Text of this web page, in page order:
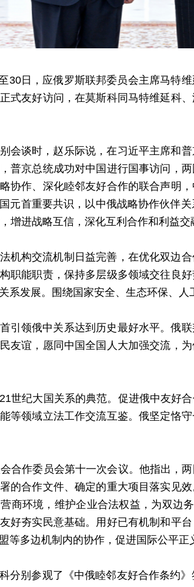
30日，应俄罗斯联邦委员会主席马特
式友好访问，在莫斯科同马特维延科
会谈时，赵乐际说，在习近平主席和
普京总统成功对中国进行国事访问，
协作、深化睦邻友好合作的联合声明
元首重要共识，以中俄战略协作伙伴
增进战略互信，深化互利合作和利益交
机构交流机制日益完善，在优化双边
职能职责，保持多层级多领域交往良
系发展。围绕国家安全、生态环保、人
引领俄中关系达到历史最好水平。俄
友谊，愿同中国全国人大加强交流，
世纪大国关系的典范。促进俄中友好
等领域立法工作交流互鉴。俄坚定恪
合作委员会第十一次会议。他指出，
的合作文件、确定的重大项目落实见
商环境，维护企业合法权益，为双边
好夯实民意基础。用好已有机制和平
等多边机制内的协作，促进国际公平正
分别参观了《中俄睦邻友好合作条约